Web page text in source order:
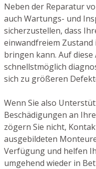
Neben der Reparatur
auch Wartungs- und
sicherzustellen, dass
einwandfreiem
bringen kann. Auf
schnellstmöglich
sich zu größeren
Wenn Sie also
Beschädigungen an
zögern Sie nicht,
ausgebildeten
Verfügung und helfen
umgehend wieder in